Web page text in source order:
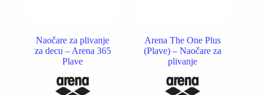
Naočare za plivanje
za decu – Arena 365
Plave
Arena The One Plus
(Plave) – Naočare za
plivanje